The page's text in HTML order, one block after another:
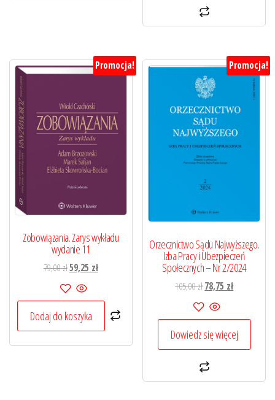
Promocja!
Zobowiązania. Zarys wykładu
wydanie 11
79,00złPierwotna
cena
wynosiła:
79,00 zł.
59,25 złAktualna
59,25 zł.
Dodaj do koszyka
Promocja!
Orzecznictwo Sądu Najwyższego.
Izba Pracy i Ubezpieczeń
Społecznych – Nr 2/2024
105,00złPierwotna
cena
wynosiła:
105,00 zł.
78,75 złAktualna
78,75 zł.
Dowiedz się więcej